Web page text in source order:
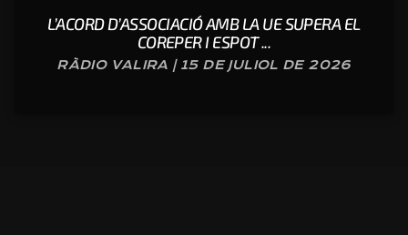
L’ACORD D’ASSOCIACIÓ AMB LA UE SUPERA EL
COREPER I ESPOT ...
RÀDIO VALIRA | 15 DE JULIOL DE 2026